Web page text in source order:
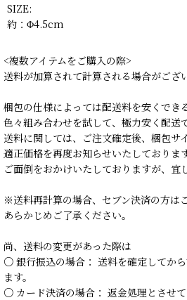
SIZE:
約：Φ4.5cm
<複数アイテムをご購入の際>
送料が加算されて計算される場合がござ
梱包の仕様によっては配送料を安くでき
色々組み合わせを試して、極力安く配送
送料に関しては、ご注文確定後、梱包サ
適正価格を再度お知らせいたしております
ご面倒をおかけいたしておりますが、宜
※送料再計算の場合、セブン決済の方は
あらかじめご了承ください。
尚、送料の変更があった際は
○ 銀行振込の場合： 送料を確定してか
ます。
○ カード決済の場合： 返金処理とさせて